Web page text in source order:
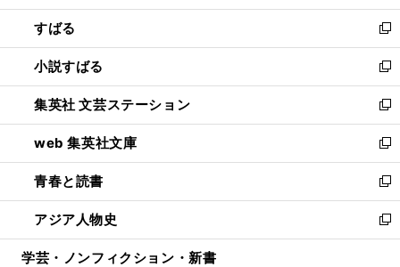
開
く
ウ
で
開
く
ン
ド
ウ
で
開
く
すばる
新
し
い
ウ
ィ
ン
ド
ウ
で
開
く
小説すばる
新
し
い
ウ
ィ
ン
ド
ウ
で
開
集英社 文芸ステーション
新
し
い
ウ
ィ
ン
ド
ウ
web 集英社文庫
新
し
い
ウ
ィ
ン
青春と読書
新
し
い
ウ
アジア人物史
新
し
学芸・ノンフィクション・新書